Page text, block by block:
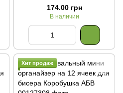
прозрачной крышкой
Коробушка
174.00 грн
В наличии
Хит продаж